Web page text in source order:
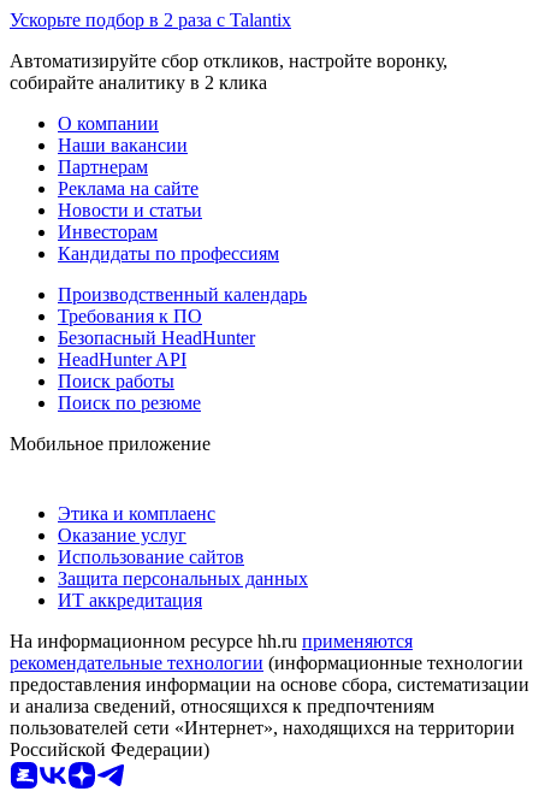
Ускорьте подбор в 2 раза с Talantix
Автоматизируйте сбор откликов, настройте воронку,
собирайте аналитику в 2 клика
О компании
Наши вакансии
Партнерам
Реклама на сайте
Новости и статьи
Инвесторам
Кандидаты по профессиям
Производственный календарь
Требования к ПО
Безопасный HeadHunter
HeadHunter API
Поиск работы
Поиск по резюме
Мобильное приложение
Этика и комплаенс
Оказание услуг
Использование сайтов
Защита персональных данных
ИТ аккредитация
На информационном ресурсе hh.ru применяются
рекомендательные технологии (информационные технологии
предоставления информации на основе сбора, систематизации
и анализа сведений, относящихся к предпочтениям
пользователей сети «Интернет», находящихся на территории
Российской Федерации)